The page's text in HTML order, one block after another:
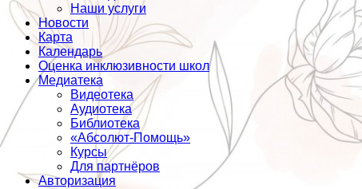
Наши услуги
Новости
Карта
Календарь
Оценка инклюзивности школ
Медиатека
Видеотека
Аудиотека
Библиотека
«Абсолют-Помощь»
Курсы
Для партнёров
Авторизация